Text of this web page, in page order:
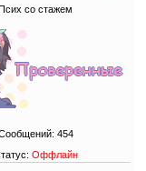
со стажем
454
Оффлайн